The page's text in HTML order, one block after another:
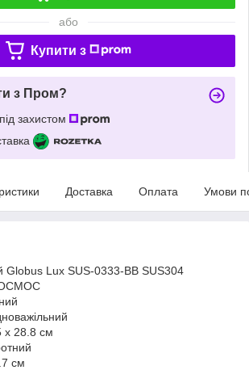
або
Купити з
з Пром?
захистом
Доставка Оплата Умови
Globus Lux SUS-0333-BB SUS304
ОСМОС
х 28.8 см
см